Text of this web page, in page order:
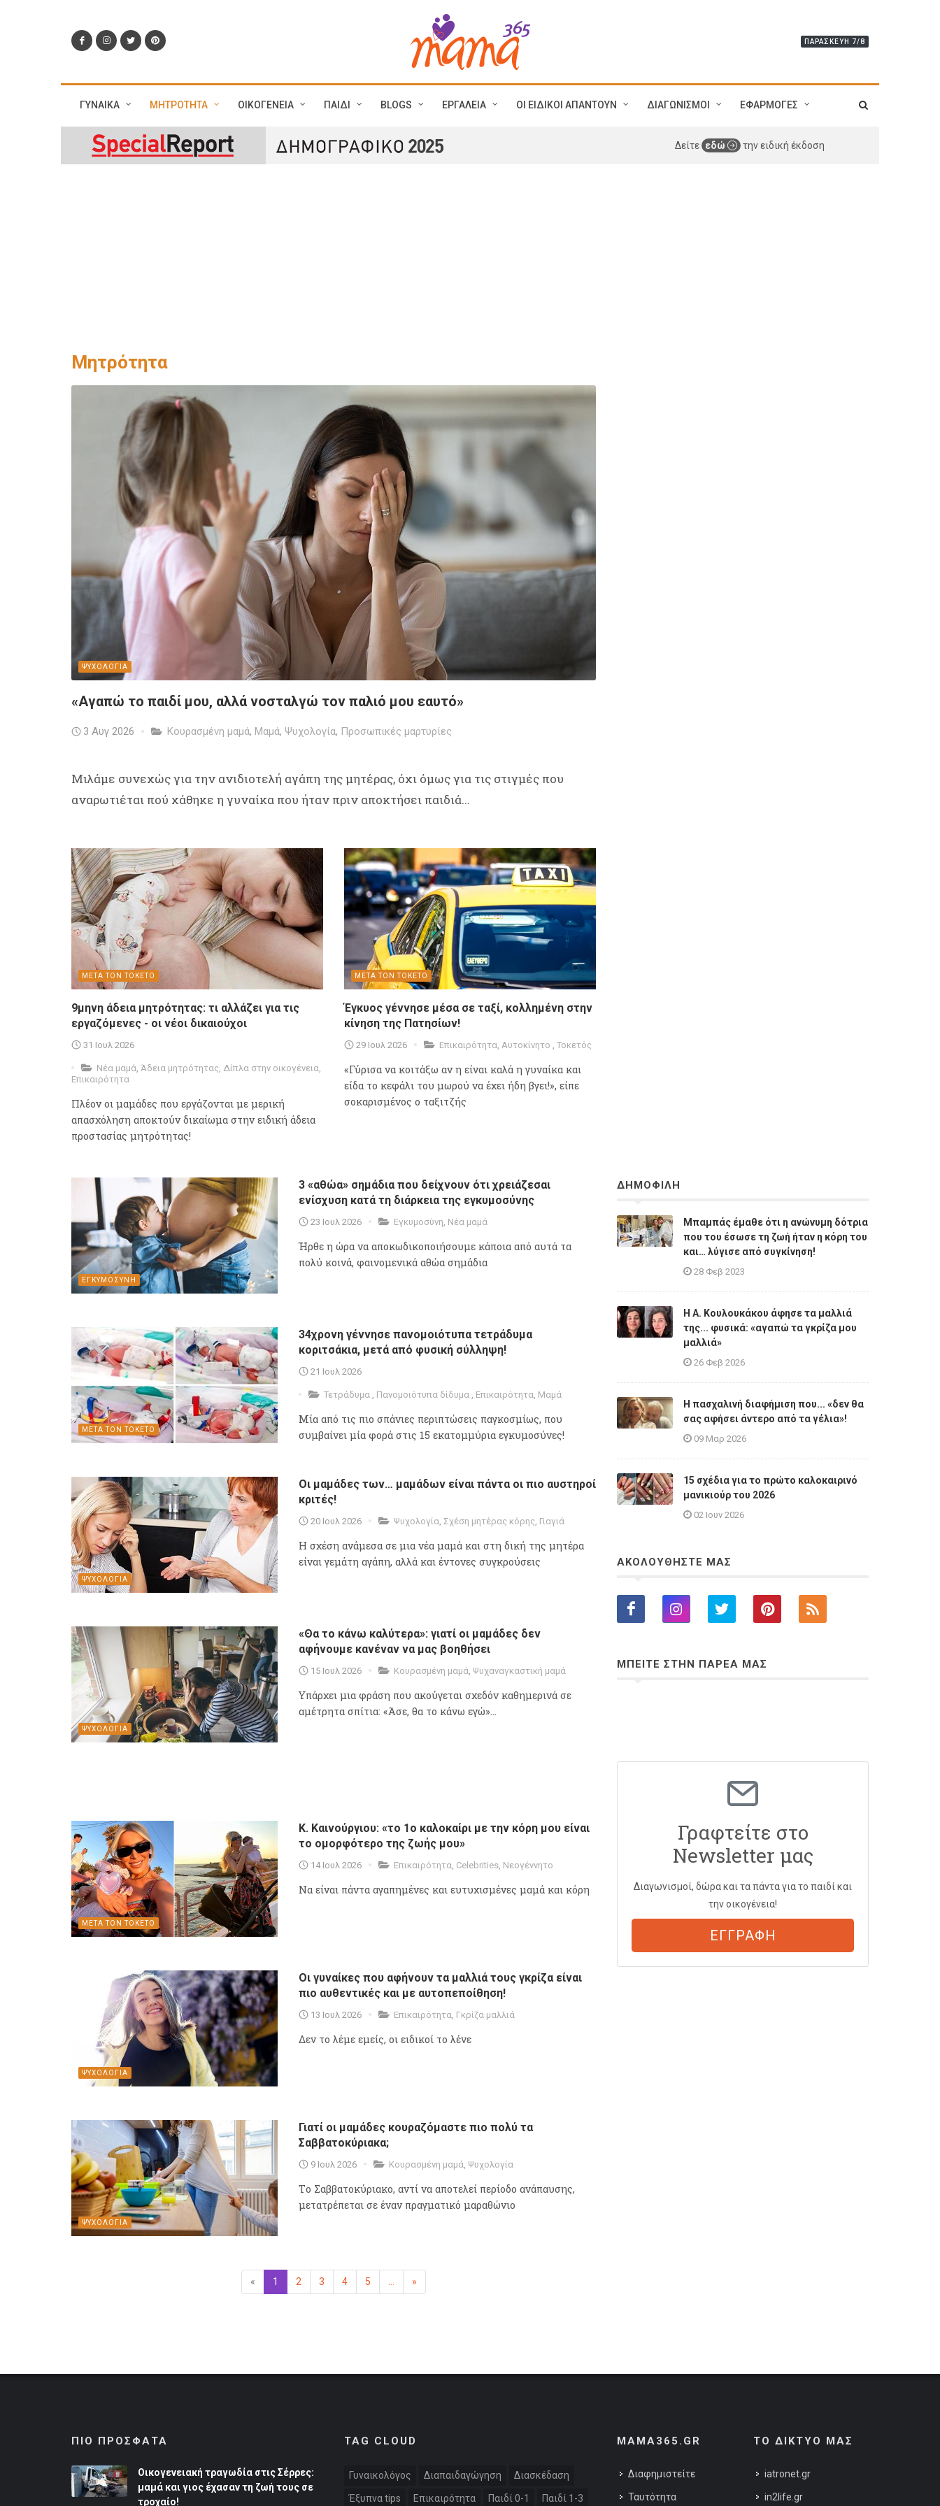
ΠΑΡΑΣΚΕΥΉ 7/8
ΓΥΝΑΙΚΑ ΜΗΤΡΟΤΗΤΑ ΟΙΚΟΓΕΝΕΙΑ ΠΑΙΔΙ BLOGS ΕΡΓΑΛΕΙΑ ΟΙ ΕΙΔΙΚΟΙ ΑΠΑΝΤΟΥΝ ΔΙΑΓΩΝΙΣΜΟΙ ΕΦΑΡΜΟΓΕΣ
Δείτε εδώ την ειδική έκδοση
Μητρότητα
ΨΥΧΟΛΟΓΙΑ
«Αγαπώ το παιδί μου, αλλά νοσταλγώ τον παλιό μου εαυτό»
3 Αυγ 2026 Κουρασμένη μαμά, Μαμά, Ψυχολογία, Προσωπικές μαρτυρίες
Μιλάμε συνεχώς για την ανιδιοτελή αγάπη της μητέρας, όχι όμως για τις στιγμές που
αναρωτιέται πού χάθηκε η γυναίκα που ήταν πριν αποκτήσει παιδιά...
ΜΕΤΑ ΤΟΝ ΤΟΚΕΤΟ
9μηνη άδεια μητρότητας: τι αλλάζει για τις
εργαζόμενες - οι νέοι δικαιούχοι
31 Ιουλ 2026
Νέα μαμά, Άδεια μητρότητας, Δίπλα στην οικογένεια,
Επικαιρότητα
Πλέον οι μαμάδες που εργάζονται με μερική
απασχόληση αποκτούν δικαίωμα στην ειδική άδεια
προστασίας μητρότητας!
ΜΕΤΑ ΤΟΝ ΤΟΚΕΤΟ
Έγκυος γέννησε μέσα σε ταξί, κολλημένη στην
κίνηση της Πατησίων!
29 Ιουλ 2026 Επικαιρότητα, Αυτοκίνητο , Τοκετός
«Γύρισα να κοιτάξω αν η είναι καλά η γυναίκα και
είδα το κεφάλι του μωρού να έχει ήδη βγει!», είπε
σοκαρισμένος ο ταξιτζής
ΕΓΚΥΜΟΣΥΝΗ
3 «αθώα» σημάδια που δείχνουν ότι χρειάζεσαι
ενίσχυση κατά τη διάρκεια της εγκυμοσύνης
23 Ιουλ 2026 Εγκυμοσύνη, Νέα μαμά
Ήρθε η ώρα να αποκωδικοποιήσουμε κάποια από αυτά τα
πολύ κοινά, φαινομενικά αθώα σημάδια
ΜΕΤΑ ΤΟΝ ΤΟΚΕΤΟ
34χρονη γέννησε πανομοιότυπα τετράδυμα
κοριτσάκια, μετά από φυσική σύλληψη!
21 Ιουλ 2026
Τετράδυμα , Πανομοιότυπα δίδυμα , Επικαιρότητα, Μαμά
Μία από τις πιο σπάνιες περιπτώσεις παγκοσμίως, που
συμβαίνει μία φορά στις 15 εκατομμύρια εγκυμοσύνες!
ΨΥΧΟΛΟΓΙΑ
Οι μαμάδες των… μαμάδων είναι πάντα οι πιο αυστηροί
κριτές!
20 Ιουλ 2026 Ψυχολογία, Σχέση μητέρας κόρης, Γιαγιά
Η σχέση ανάμεσα σε μια νέα μαμά και στη δική της μητέρα
είναι γεμάτη αγάπη, αλλά και έντονες συγκρούσεις
ΨΥΧΟΛΟΓΙΑ
«Θα το κάνω καλύτερα»: γιατί οι μαμάδες δεν
αφήνουμε κανέναν να μας βοηθήσει
15 Ιουλ 2026 Κουρασμένη μαμά, Ψυχαναγκαστική μαμά
Υπάρχει μια φράση που ακούγεται σχεδόν καθημερινά σε
αμέτρητα σπίτια: «Άσε, θα το κάνω εγώ»...
ΜΕΤΑ ΤΟΝ ΤΟΚΕΤΟ
K. Καινούργιου: «το 1ο καλοκαίρι με την κόρη μου είναι
το ομορφότερο της ζωής μου»
14 Ιουλ 2026 Επικαιρότητα, Celebrities, Νεογέννητο
Να είναι πάντα αγαπημένες και ευτυχισμένες μαμά και κόρη
ΨΥΧΟΛΟΓΙΑ
Οι γυναίκες που αφήνουν τα μαλλιά τους γκρίζα είναι
πιο αυθεντικές και με αυτοπεποίθηση!
13 Ιουλ 2026 Επικαιρότητα, Γκρίζα μαλλιά
Δεν το λέμε εμείς, οι ειδικοί το λένε
ΨΥΧΟΛΟΓΙΑ
Γιατί οι μαμάδες κουραζόμαστε πιο πολύ τα
Σαββατοκύριακα;
9 Ιουλ 2026 Κουρασμένη μαμά, Ψυχολογία
Tο Σαββατοκύριακο, αντί να αποτελεί περίοδο ανάπαυσης,
μετατρέπεται σε έναν πραγματικό μαραθώνιο
« Προηγούμενη
1 (επιλεγμένη)
2 3 4 5 »
ΔΗΜΟΦΙΛΗ
Μπαμπάς έμαθε ότι η ανώνυμη δότρια
που του έσωσε τη ζωή ήταν η κόρη του
και… λύγισε από συγκίνηση!
28 Φεβ 2023
Η A. Κουλουκάκου άφησε τα μαλλιά
της... φυσικά: «αγαπώ τα γκρίζα μου
μαλλιά»
26 Φεβ 2026
Η πασχαλινή διαφήμιση που... «δεν θα
σας αφήσει άντερο από τα γέλια»!
09 Μαρ 2026
15 σχέδια για το πρώτο καλοκαιρινό
μανικιούρ του 2026
02 Ιουν 2026
ΑΚΟΛΟΥΘΗΣΤΕ ΜΑΣ
ΜΠΕΙΤΕ ΣΤΗΝ ΠΑΡΕΑ ΜΑΣ
Γραφτείτε στο
Newsletter μας
Διαγωνισμοί, δώρα και τα πάντα για το παιδί και
την οικογένεια!
ΕΓΓΡΑΦΗ
ΠΙΟ ΠΡΟΣΦΑΤΑ
Οικογενειακή τραγωδία στις Σέρρες:
μαμά και γιος έχασαν τη ζωή τους σε
τροχαίο!
TAG CLOUD
Γυναικολόγος Διαπαιδαγώγηση Διασκέδαση
Έξυπνα tips Επικαιρότητα Παιδί 0-1 Παιδί 1-3
MAMA365.GR
Διαφημιστείτε
Ταυτότητα
ΤΟ ΔΙΚΤΥΟ ΜΑΣ
iatronet.gr
in2life.gr